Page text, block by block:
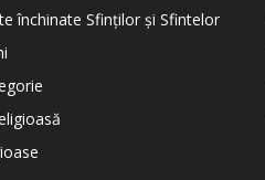
închinate Sfinților și Sfintelor